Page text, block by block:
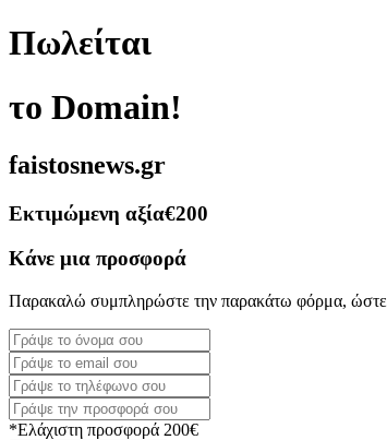
Πωλείται
το Domain!
faistosnews.gr
Εκτιμώμενη αξία€200
Κάνε μια προσφορά
Παρακαλώ συμπληρώστε την παρακάτω φόρμα, ώστε
*Ελάχιστη προσφορά 200€